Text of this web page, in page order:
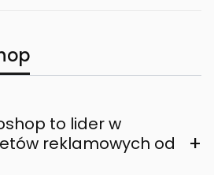
to lider w
reklamowych od
+